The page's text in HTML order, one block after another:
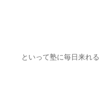
といって塾に毎日来れ